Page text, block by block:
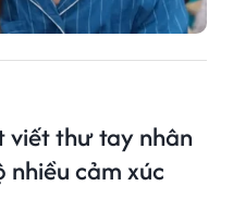
viết thư tay nhân
nhiều cảm xúc